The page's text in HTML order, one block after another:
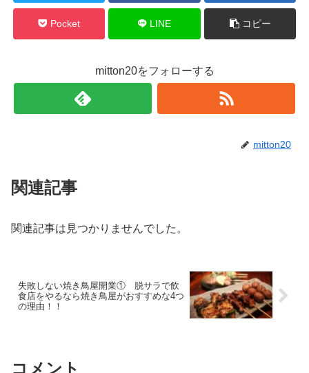
Pocket LINE コピー
mitton20をフォローする
mitton20
関連記事
関連記事は見つかりませんでした。
失敗しない焼き鳥屋開業① 脱サラで飲
食店をやるなら焼き鳥屋がおすすめな4つ
の理由！！
コメント